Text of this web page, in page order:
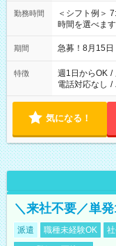
勤務時間
＜シフト例＞ 7:00～
時間を選べま
期間 急募！8月15日
特徴 週1日からOK /
電話対応なし /
気になる！
＼来社不要／単
派遣 職種未経験OK